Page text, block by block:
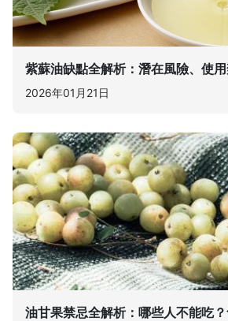
紫蘇油缺點全解析：潛在風險、使
2026年01月21日
油甘果禁忌全解析：哪些人不能吃